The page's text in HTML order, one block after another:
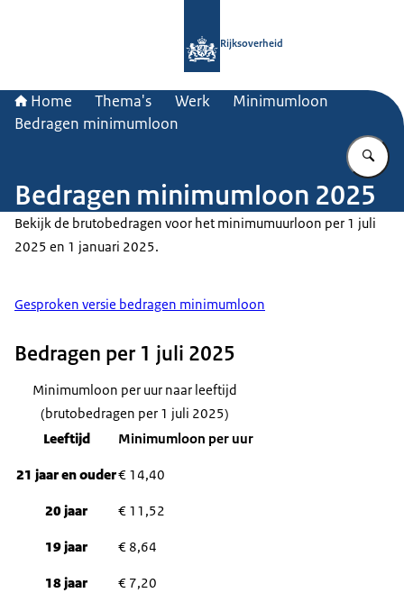
Rijksoverheid
Home Thema's Werk
Minimumloon
Bedragen minimumloon
Bedragen minimumloon 2025
Bekijk de brutobedragen voor het minimumuurloon per 1 juli
2025 en 1 januari 2025.
Gesproken versie bedragen minimumloon
Bedragen per 1 juli 2025
Minimumloon per uur naar leeftijd
(brutobedragen per 1 juli 2025)
Leeftijd
Minimumloon per uur
21 jaar en ouder€ 14,40
20 jaar € 11,52
19 jaar € 8,64
18 jaar € 7,20